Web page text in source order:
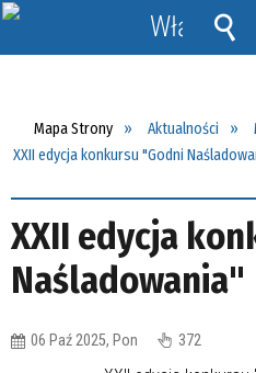
Mapa Strony Aktualności
XXII edycja konkursu "Godni
XXII edycja
Naśladowania"
06 Paź 2025, Pon 372
Włącz